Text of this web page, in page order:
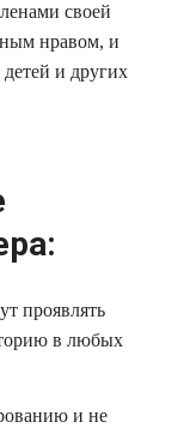
своей
нравом, и
и других
проявлять
в любых
и не